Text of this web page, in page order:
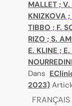
MALLET ; V.
KNIZKOVA ;
TIBBO ; F.
RIZO ; S.
E. KLINE ;
Dans
2023)